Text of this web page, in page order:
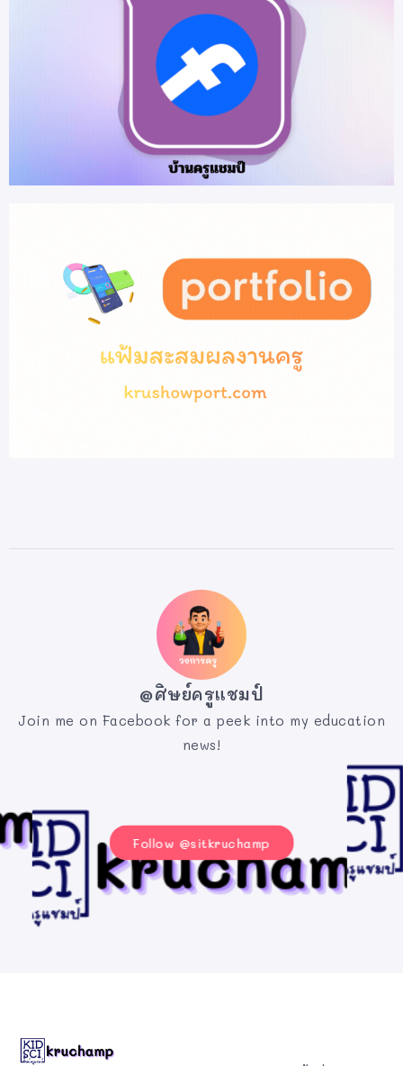
@ศิษย์ครูแชมป์
Join me on Facebook for a peek into my education
news!
Follow @sitkruchamp